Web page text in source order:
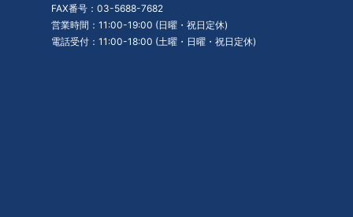
FAX番号：03-5688-7682
営業時間：11:00-19:00 (日曜・祝日定休)
電話受付：11:00-18:00 (土曜・日曜・祝日定休)